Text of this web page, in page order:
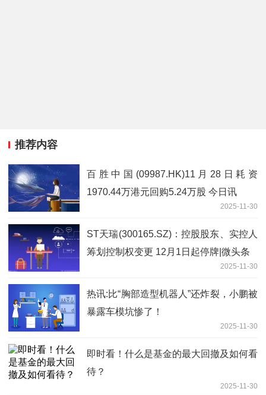
推荐内容
百胜中国(09987.HK)11月28日耗资
1970.44万港元回购5.24万股 今日讯
2025-11-30
ST天瑞(300165.SZ)：控股股东、实控人
筹划控制权变更 12月1日起停牌|微头条
2025-11-30
热讯:比“胸部造型机器人”还炸裂，小鹏被
暴露车模坑惨了！
2025-11-30
即时看！什么是基金的最大回撤及如何看
待？
2025-11-30